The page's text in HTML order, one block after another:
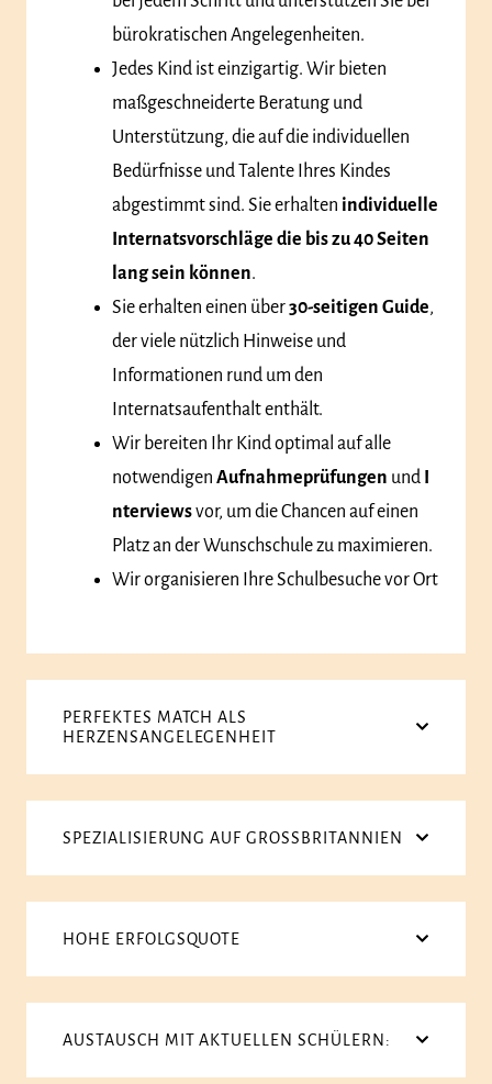
bürokratischen Angelegenheiten.
Jedes Kind ist einzigartig. Wir bieten
maßgeschneiderte Beratung und
Unterstützung, die auf die individuellen
Bedürfnisse und Talente Ihres Kindes
abgestimmt sind. Sie erhalten individuelle
Internatsvorschläge die bis zu 40 Seiten
lang sein können.
Sie erhalten einen über30-seitigen Guide,
der viele nützlich Hinweise und
Informationen rund um den
Internatsaufenthalt enthält.
Wir bereiten Ihr Kind optimal auf alle
notwendigen Aufnahmeprüfungen und I
nterviewsvor, um die Chancen auf einen
Platz an der Wunschschule zu maximieren.
Wir organisieren Ihre Schulbesuche vor Ort
PERFEKTES MATCH ALS
HERZENSANGELEGENHEIT
SPEZIALISIERUNG AUF GROSSBRITANNIEN
HOHE ERFOLGSQUOTE
AUSTAUSCH MIT AKTUELLEN SCHÜLERN: